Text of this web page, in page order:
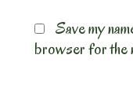
Save my
browser for the